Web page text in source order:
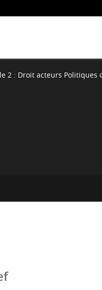
2 : Droit acteurs Politiques